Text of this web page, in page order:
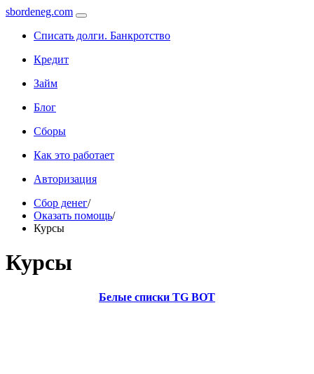
sbordeneg.com
Списать долги. Банкротство
Кредит
Займ
Блог
Сборы
Как это работает
Авторизация
Сбор денег/
Оказать помощь/
Курсы
Курсы
Белые списки TG BOT